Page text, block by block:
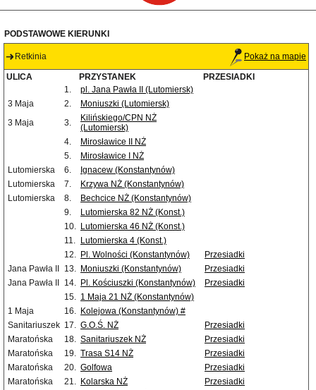
PODSTAWOWE KIERUNKI
Retkinia Pokaż na mapie
ULICA PRZYSTANEK
PRZESIADKI
1.
pl. Jana Pawła II (Lutomiersk)
3 Maja
2.
Moniuszki (Lutomiersk)
3 Maja
3.
Kilińskiego/CPN NŻ
(Lutomiersk)
4.
Mirosławice II NŻ
5.
Mirosławice I NŻ
Lutomierska
6.
Ignacew (Konstantynów)
Lutomierska
7.
Krzywa NŻ (Konstantynów)
Lutomierska
8.
Bechcice NŻ (Konstantynów)
9.
Lutomierska 82 NŻ (Konst.)
10. Lutomierska 46 NŻ (Konst.)
11.
Lutomierska 4 (Konst.)
12. Pl. Wolności (Konstantynów)
Przesiadki
Jana Pawła II
13. Moniuszki (Konstantynów)
Przesiadki
Jana Pawła II
14. Pl. Kościuszki (Konstantynów)
Przesiadki
15. 1 Maja 21 NŻ (Konstantynów)
1 Maja
16. Kolejowa (Konstantynów) #
Sanitariuszek 17. G.O.Ś. NŻ
Przesiadki
Maratońska
18. Sanitariuszek NŻ
Przesiadki
Maratońska
19. Trasa S14 NŻ
Przesiadki
Maratońska
20. Golfowa
Przesiadki
Maratońska
21. Kolarska NŻ
Przesiadki